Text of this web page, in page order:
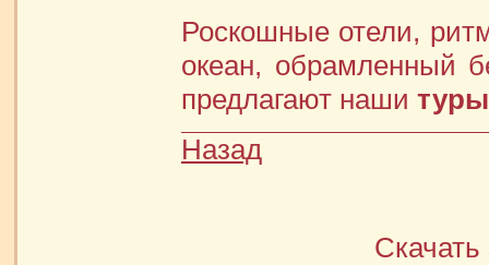
Роскошные отели,
океан, обрамленный
предлагают наши
Назад